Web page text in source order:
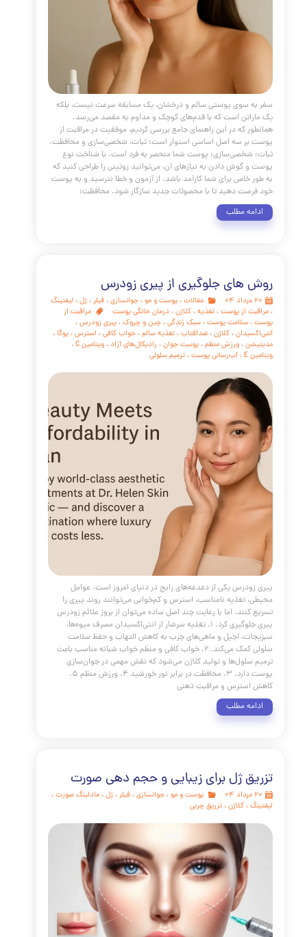
مقالات ژل مادلینگ صورت،
کلینیک پوست،کلینیک پوست دکتر هلن،خط خنده
یا خط لبخند، که در علم پزشکی به آن چین نازولبیال
(Nasolabial Fold) گفته می‌شود، یکی از اولین و شایع‌ترین نشانه‌های
سن در چهره است. این خطوط که از کنار بینی تا گوشه‌های دهان
دارند، می‌توانند چهره را خسته و مسن‌تر نشان دهند. اما خبر
است که امروزه با پیشرفت علم پزشکی، روش‌های بسیار موثر و
اصلاح خطوط خنده و بازگرداندن جوانی و شادابی به چهره
های مراقبتی روزانه پوست
مقالات،پوست و مو، لیفتینگ، آکنه،جوش،ضد
مراقبت از پوست،تغذیه ،درمان خانگی پوست،کلینیک پوست،
پوست دکتر هلن،آبرسانی پوست ،منافذ باز
سوی پوستی سالم و درخشان، یک مسابقه سرعت نیست، بلکه
است که با قدم‌های کوچک و مداوم به مقصد می‌رسد.